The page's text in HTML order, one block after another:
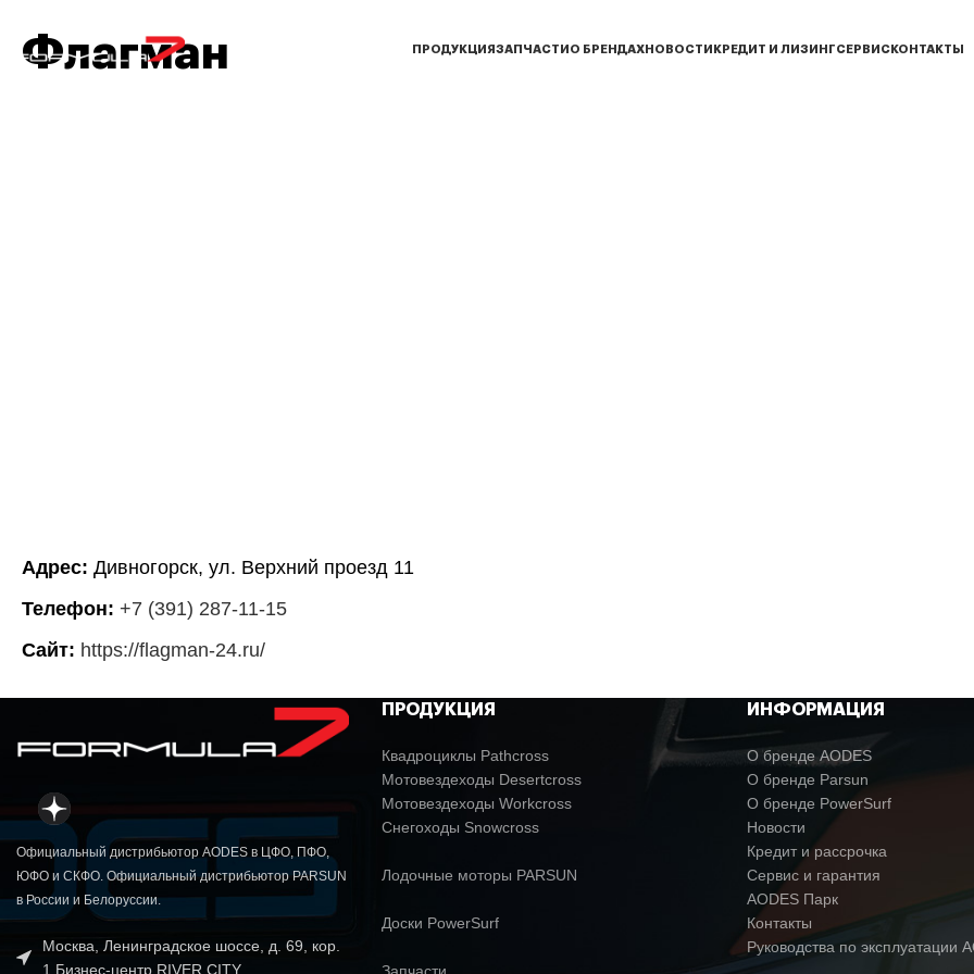
ПРОДУКЦИЯ ЗАПЧАСТИ О БРЕНДАХ НОВОСТИ КРЕДИТ И ЛИЗИНГСЕРВИС КОНТАКТЫ
Флагман
Адрес: Дивногорск, ул. Верхний проезд 11
Телефон: +7 (391) 287-11-15
Сайт: https://flagman-24.ru/
Официальный дистрибьютор AODES в ЦФО, ПФО,
ЮФО и СКФО. Официальный дистрибьютор PARSUN
в России и Белоруссии.
Москва, Ленинградское шоссе, д. 69, кор.
1 Бизнес-центр RIVER CITY
ПРОДУКЦИЯ
Квадроциклы Pathcross
Мотовездеходы Desertcross
Мотовездеходы Workcross
Снегоходы Snowcross
Лодочные моторы PARSUN
Доски PowerSurf
ИНФОРМАЦИЯ
О бренде AODES
О бренде Parsun
О бренде PowerSurf
Новости
Кредит и рассрочка
Сервис и гарантия
AODES Парк
Контакты
Руководства по эксплуатации